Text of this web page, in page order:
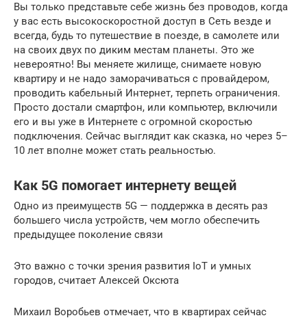
Вы только представьте себе жизнь без проводов, когда
у вас есть высокоскоростной доступ в Сеть везде и
всегда, будь то путешествие в поезде, в самолете или
на своих двух по диким местам планеты. Это же
невероятно! Вы меняете жилище, снимаете новую
квартиру и не надо заморачиваться с провайдером,
проводить кабельный Интернет, терпеть ограничения.
Просто достали смартфон, или компьютер, включили
его и вы уже в Интернете с огромной скоростью
подключения. Сейчас выглядит как сказка, но через 5–
10 лет вполне может стать реальностью.
Как 5G помогает интернету вещей
Одно из преимуществ 5G — поддержка в десять раз
большего числа устройств, чем могло обеспечить
предыдущее поколение связи
Это важно с точки зрения развития IoT и умных
городов, считает Алексей Оксюта
Михаил Воробьев отмечает, что в квартирах сейчас